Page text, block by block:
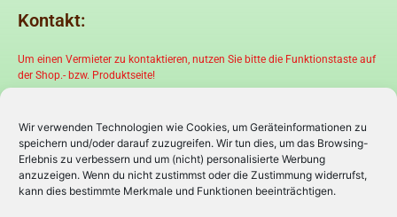
Wir verwenden Technologien wie Cookies, um Geräteinformationen zu
speichern und/oder darauf zuzugreifen. Wir tun dies, um das Browsing-
Erlebnis zu verbessern und um (nicht) personalisierte Werbung
anzuzeigen. Wenn du nicht zustimmst oder die Zustimmung widerrufst,
kann dies bestimmte Merkmale und Funktionen beeinträchtigen.
Kontakt:
Um einen Vermieter zu kontaktieren, nutzen Sie bitte die Funktionstaste auf
der Shop.- bzw. Produktseite!